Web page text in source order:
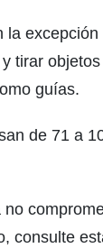
la
tirar
guías.
de 71 a
consulte